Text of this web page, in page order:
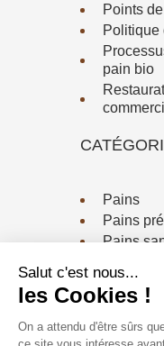
Points
Politique
pain bio
Pains
Pains
Pains